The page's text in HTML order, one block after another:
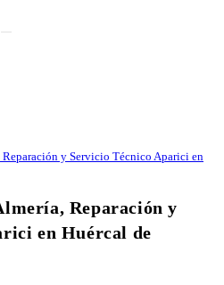
y Servicio Técnico Aparici en
Reparación y
en Huércal de